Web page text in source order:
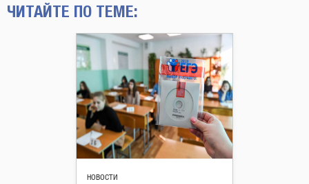
ЧИТАЙТЕ ПО ТЕМЕ:
НОВОСТИ